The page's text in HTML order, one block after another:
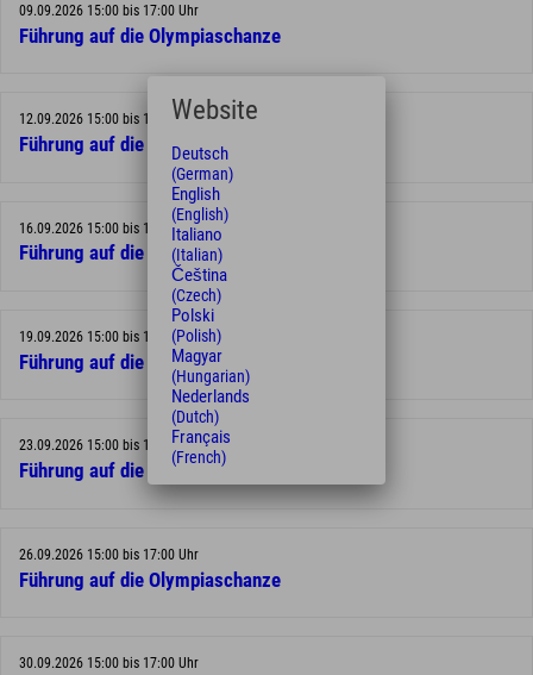
09.09.2026 15:00 bis 17:00 Uhr
Führung auf die Olympiaschanze
12.09.2026 15:00 bis 17:00 Uhr
Führung auf die Olympiaschanze
16.09.2026 15:00 bis 17:00 Uhr
Führung auf die Olympiaschanze
19.09.2026 15:00 bis 17:00 Uhr
Führung auf die Olympiaschanze
23.09.2026 15:00 bis 17:00 Uhr
Führung auf die Olympiaschanze
26.09.2026 15:00 bis 17:00 Uhr
Führung auf die Olympiaschanze
30.09.2026 15:00 bis 17:00 Uhr
Website
Deutsch
(German)
English
(English)
Italiano
(Italian)
Čeština
(Czech)
Polski
(Polish)
Magyar
(Hungarian)
Nederlands
(Dutch)
Français
(French)